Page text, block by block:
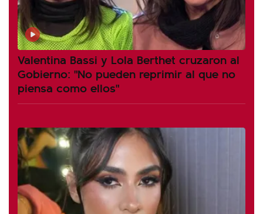
Valentina Bassi y Lola Berthet cruzaron al
Gobierno: "No pueden reprimir al que no
piensa como ellos"